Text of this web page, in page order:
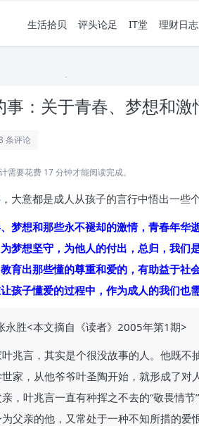
生活拾贝 评头论足 IT堂 理财日志
事：关于青春、梦想和激
条评论
需要花费 17 分钟才能阅读完成。
大意都是成人从孩子的言行中悟出一些
梦想和那些永不褪却的激情，青春年华
梦想坚守，为他人的付出，总归，我们
育出那些懂的尊重和爱的，有助益于社
孩子懂爱的过程中，作为成人的我们也
永胜<本文摘自《读者》2005年第1期>
兆言，其实是个很没故事的人。他既不
家，从他爷爷叶圣陶开始，就形成了
，叶兆言一直有种挥之不去的“敬畏情
父亲的他，又常处于一种不知所措的爱